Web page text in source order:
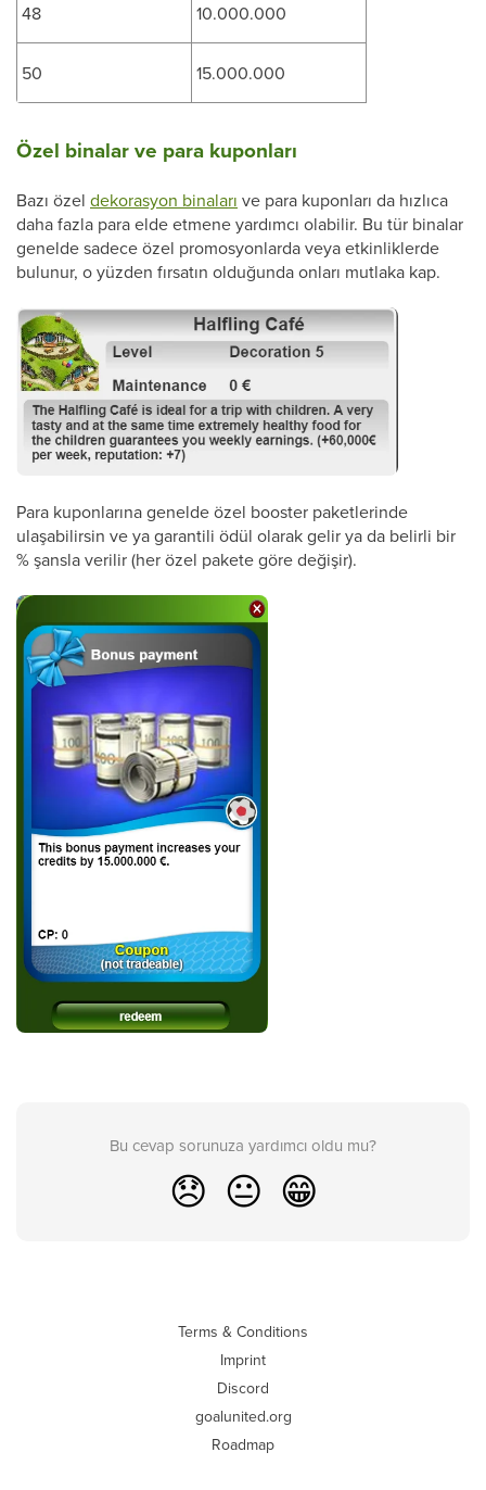
48 10.000.000
50 15.000.000
Özel binalar ve para kuponları
Bazı özel dekorasyon binaları ve para kuponları da hızlıca
daha fazla para elde etmene yardımcı olabilir. Bu tür binalar
genelde sadece özel promosyonlarda veya etkinliklerde
bulunur, o yüzden fırsatın olduğunda onları mutlaka kap.
Para kuponlarına genelde özel booster paketlerinde
ulaşabilirsin ve ya garantili ödül olarak gelir ya da belirli bir
% şansla verilir (her özel pakete göre değişir).
Bu cevap sorunuza yardımcı oldu mu?
😞 😐 😁
Terms & Conditions
Imprint
Discord
goalunited.org
Roadmap